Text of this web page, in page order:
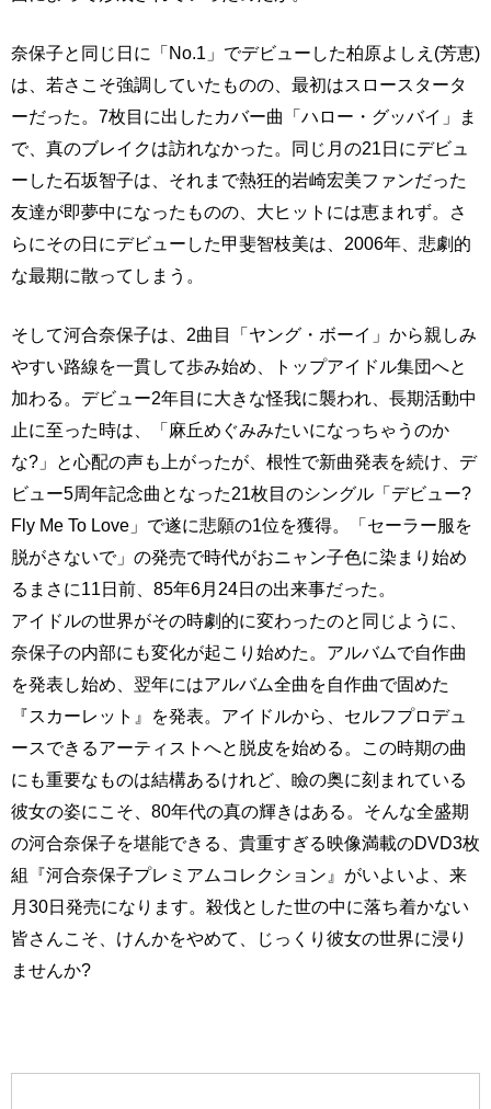
奈保子と同じ日に「No.1」でデビューした柏原よしえ(芳恵)
は、若さこそ強調していたものの、最初はスロースタータ
ーだった。7枚目に出したカバー曲「ハロー・グッバイ」ま
で、真のブレイクは訪れなかった。同じ月の21日にデビュ
ーした石坂智子は、それまで熱狂的岩崎宏美ファンだった
友達が即夢中になったものの、大ヒットには恵まれず。さ
らにその日にデビューした甲斐智枝美は、2006年、悲劇的
な最期に散ってしまう。
そして河合奈保子は、2曲目「ヤング・ボーイ」から親しみ
やすい路線を一貫して歩み始め、トップアイドル集団へと
加わる。デビュー2年目に大きな怪我に襲われ、長期活動中
止に至った時は、「麻丘めぐみみたいになっちゃうのか
な?」と心配の声も上がったが、根性で新曲発表を続け、デ
ビュー5周年記念曲となった21枚目のシングル「デビュー?
Fly Me To Love」で遂に悲願の1位を獲得。「セーラー服を
脱がさないで」の発売で時代がおニャン子色に染まり始め
るまさに11日前、85年6月24日の出来事だった。
アイドルの世界がその時劇的に変わったのと同じように、
奈保子の内部にも変化が起こり始めた。アルバムで自作曲
を発表し始め、翌年にはアルバム全曲を自作曲で固めた
『スカーレット』を発表。アイドルから、セルフプロデュ
ースできるアーティストへと脱皮を始める。この時期の曲
にも重要なものは結構あるけれど、瞼の奥に刻まれている
彼女の姿にこそ、80年代の真の輝きはある。そんな全盛期
の河合奈保子を堪能できる、貴重すぎる映像満載のDVD3枚
組『河合奈保子プレミアムコレクション』がいよいよ、来
月30日発売になります。殺伐とした世の中に落ち着かない
皆さんこそ、けんかをやめて、じっくり彼女の世界に浸り
ませんか?